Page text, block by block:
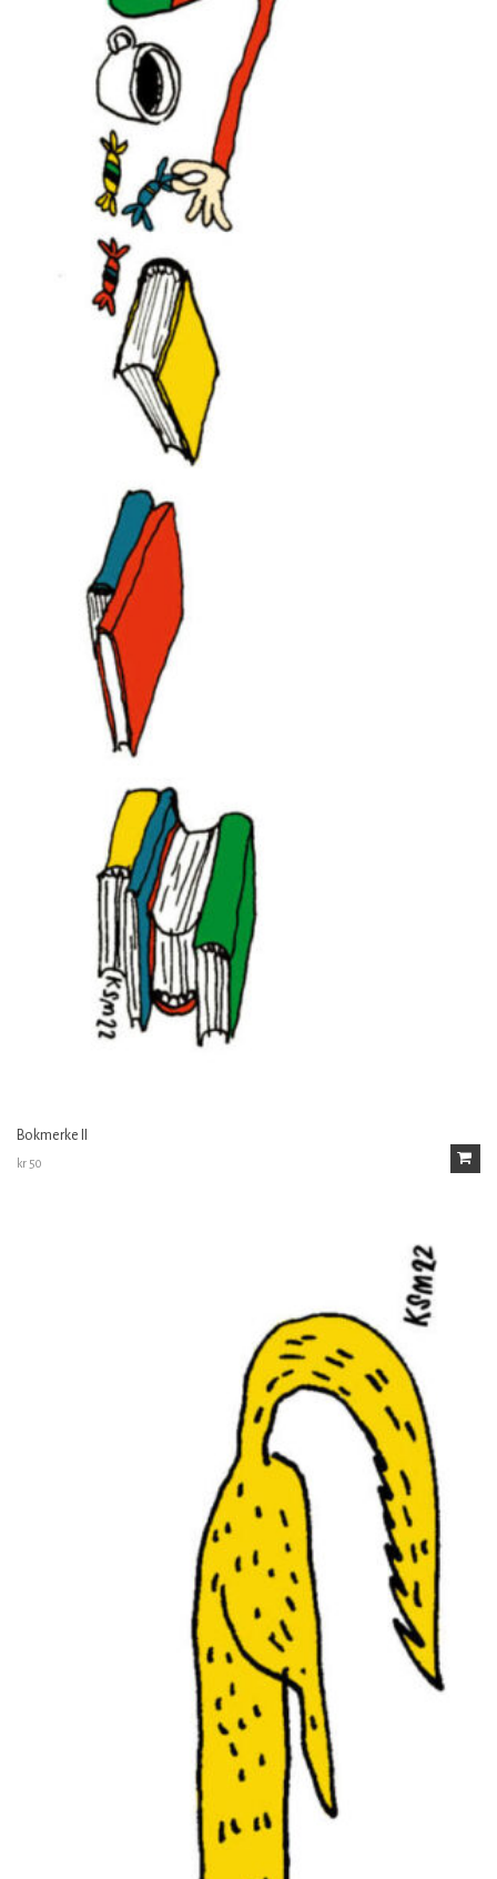
Bokmerke II
kr 50